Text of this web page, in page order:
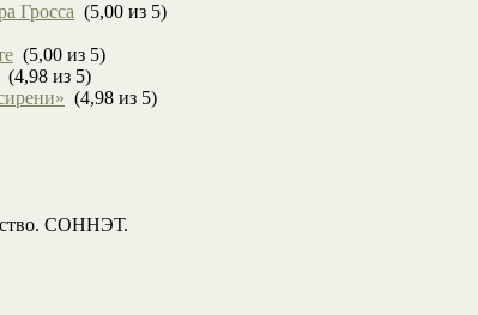
Гросса (5,00 из 5)
(5,00 из 5)
(4,98 из 5)
(4,98 из 5)
СОННЭТ.